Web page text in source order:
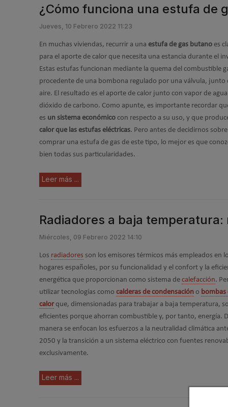
¿Cómo funciona una estufa de
Jueves, 10 Febrero 2022 11:23
En muchas viviendas, recurrir a una estufa de gas butano es
para el aporte de calor que necesita una estancia durante el
Estas estufas funcionan mediante la quema del combustible
procedente de una bombona regulado por una válvula, junto
aire. El resultado es el aporte de calor junto con vapor de
dióxido de carbono. Como apunte, es importante recordar
es un sistema económico con respecto a su uso, y que
calor que las estufas eléctricas. Pero antes de decidirnos
comprar una estufa de gas de este tipo, lo mejor es que
bien todas sus particularidades.
Leer más ...
Radiadores a baja
Miércoles, 09 Febrero 2022 14:10
Los radiadores son los emisores térmicos más empleados en
hogares españoles, por su funcionalidad y el confort y la
energética que proporcionan como sistema de calefacción.
utilizar tecnologías como calderas de condensación o bombas
calorque, dimensionadas para trabajar a baja temperatura,
eficientes porque ahorran combustible y, por tanto, energía.
manera se enfocan los esfuerzos a la neutralidad climática
2050 y la transición a un sistema eléctrico con fuentes
exclusivamente.
Leer más ...